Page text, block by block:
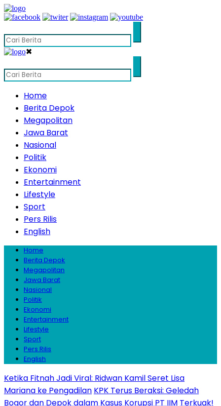
✖
Home
Berita Depok
Megapolitan
Jawa Barat
Nasional
Politik
Ekonomi
Entertainment
Lifestyle
Sport
Pers Rilis
English
Home
Berita Depok
Megapolitan
Jawa Barat
Nasional
Politik
Ekonomi
Entertainment
Lifestyle
Sport
Pers Rilis
English
Ketika Fitnah Jadi Viral: Ridwan Kamil Seret Lisa
Mariana ke Pengadilan KPK Terus Beraksi: Geledah
Bogor dan Depok dalam Kasus Korupsi PT IIM Terkuak!